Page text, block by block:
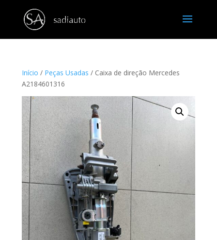
Início / Peças Usadas / Caixa de direção Mercedes
A2184601316